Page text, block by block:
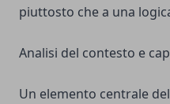
piuttosto che a una
Analisi del contesto e
Un elemento centrale